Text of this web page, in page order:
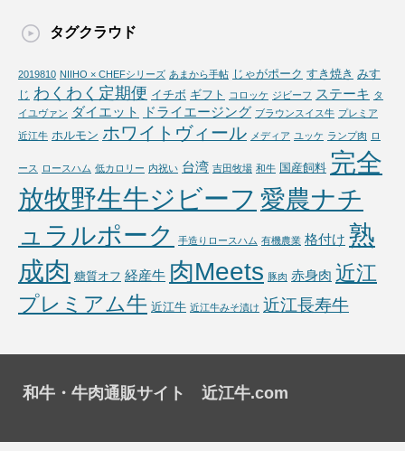
タグクラウド
2019810 NIIHO × CHEFシリーズ あまから手帖 じゃがポーク すき焼き みす
じ わくわく定期便 イチボ ギフト コロッケ ジビーフ ステーキ タ
イユヴァン ダイエット ドライエージング ブラウンスイス牛 プレミア
近江牛 ホルモン ホワイトヴィール メディア ユッケ ランプ肉 ロ
ース ロースハム 低カロリー 内祝い 台湾 吉田牧場 和牛 国産飼料 完全
放牧野生牛ジビーフ 愛農ナチ
ュラルポーク
手造りロースハム 有機農業 格付け 熟
成肉 糖質オフ 経産牛 肉Meets 豚肉 赤身肉 近江
プレミアム牛 近江牛 近江牛みそ漬け 近江長寿牛
和牛・牛肉通販サイト 近江牛.com